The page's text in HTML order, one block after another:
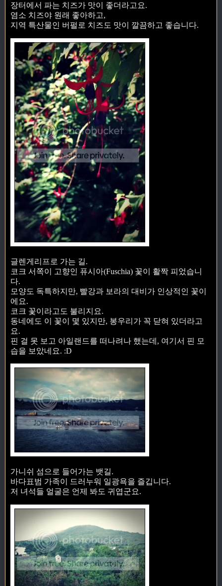
장터에서 파는 치즈가 맛이 좋더라고요.
염소 치즈야 원래 좋아하고,
지역 특산물인 버펄로 치즈도 맛이 깔끔하고 좋습니다.
글렌게리프로 가는 길.
코크 서쪽이 고향인 퓨시아(Fuschia) 꽃이 활짝 피었습니
다.
모양도 독특하지만, 빨강과 보라의 대비가 인상적인 꽃이
에요.
코크 꽃이라고도 불리지요.
동네에도 이 꽃이 몇 있지만, 봉우리가 꼭 닫혀 있더라고
요.
핀 걸 못 보고 아일랜드를 떠나려나 했는데, 여기서 핀 모
습을 보았네요. :D
가니쉬 섬으로 들어가는 뱃길.
바다표범 가족이 드러누워 일광욕을 즐깁니다.
저 녀석들 얼굴은 언제 봐도 귀엽군요.